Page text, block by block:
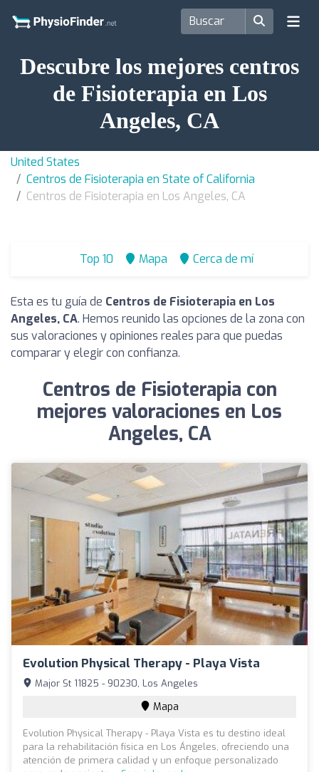
Descubre los mejores centros
de Fisioterapia en Los
Angeles, CA
United States
Centros de Fisioterapia en State of California
Centros de Fisioterapia en Los Angeles, CA
Top 10 Mapa Cerca de mí
Esta es tu guía de Centros de Fisioterapia en Los
Angeles, CA. Hemos reunido las opciones de la zona con
sus valoraciones y opiniones reales para que puedas
comparar y elegir con confianza.
Centros de Fisioterapia con
mejores valoraciones en Los
Angeles, CA
Evolution Physical Therapy - Playa Vista
Major St 11825 - 90230, Los Angeles
Mapa
Evolution Physical Therapy - Playa Vista es tu destino ideal
para la rehabilitación física en Los Ángeles, ofreciendo una
atención de primera calidad y un enfoque personalizado